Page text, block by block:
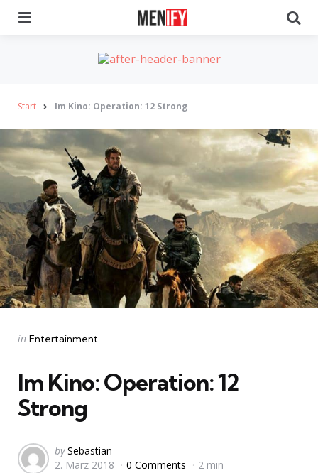
Start Im Kino: Operation: 12 Strong
Categories
Posted
in Entertainment
Im Kino: Operation: 12
Strong
Posted
by
by Sebastian
2. März 2018
0 Comments 2 min